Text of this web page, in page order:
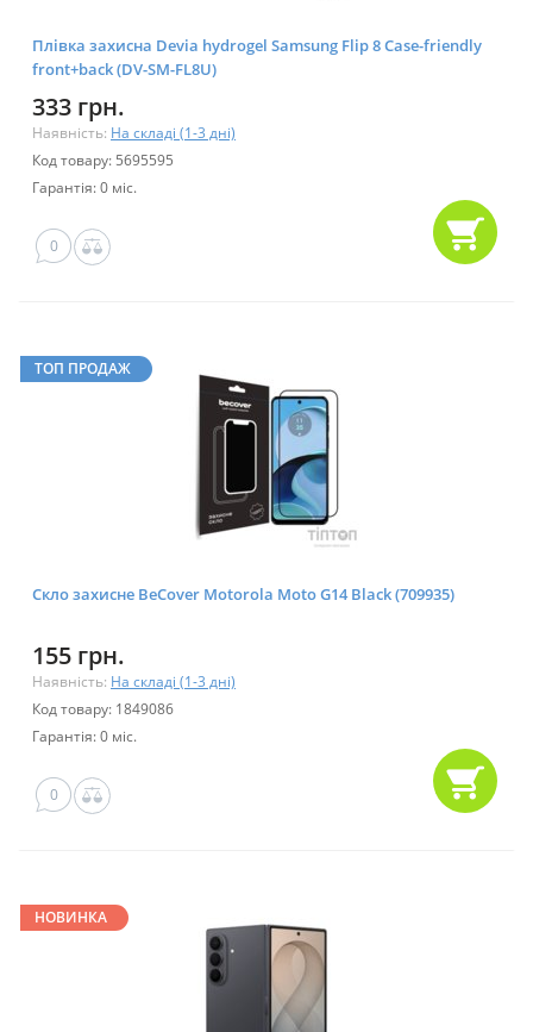
Плівка захисна Devia hydrogel Samsung Flip 8 Case-friendly
front+back (DV-SM-FL8U)
333 грн.
Наявність: На складі (1-3 дні)
Код товару: 5695595
Гарантія: 0 міс.
0
ТОП ПРОДАЖ
Скло захисне BeCover Motorola Moto G14 Black (709935)
155 грн.
Наявність: На складі (1-3 дні)
Код товару: 1849086
Гарантія: 0 міс.
0
НОВИНКА